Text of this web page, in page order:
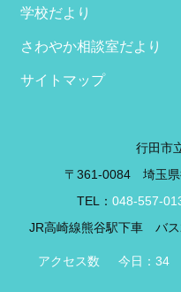
学校だより
さわやか相談室だより
サイトマップ
行田市
〒361-0084 埼玉県
TEL： 048-557-
JR高崎線熊谷駅下車 バス